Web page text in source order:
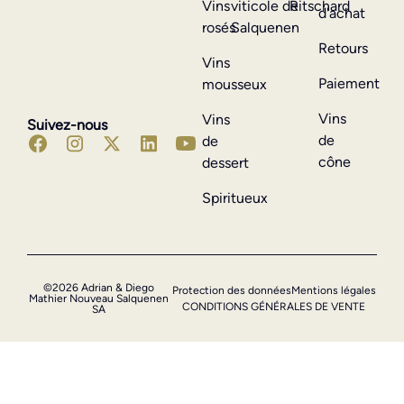
Suivez-nous
Vins
rosés
Vins
mousseux
Vins
de
dessert
Spiritueux
d'achat
Retours
Paiement
Vins
de
cône
Ritschard
viticole de
Salquenen
©2026 Adrian & Diego
Mathier Nouveau Salquenen
SA
Protection des donnéesMentions légales
CONDITIONS GÉNÉRALES DE VENTE